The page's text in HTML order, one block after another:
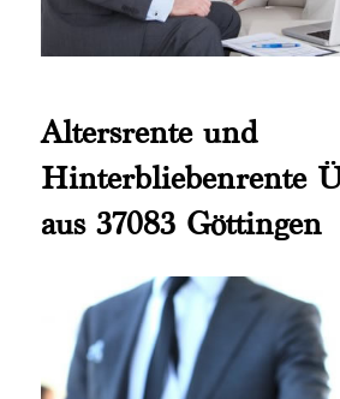
Altersrente und
Hinterbliebenrente
aus 37083 Göttingen